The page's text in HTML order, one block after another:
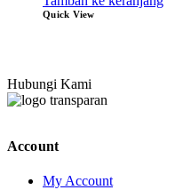
Quick View
Hubungi Kami
Account
My Account